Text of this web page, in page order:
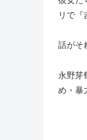
リで『
話がそ
永野芽
め・暴